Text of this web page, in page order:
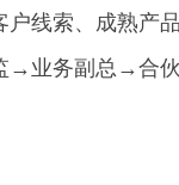
线索、成熟产
→业务副总→合